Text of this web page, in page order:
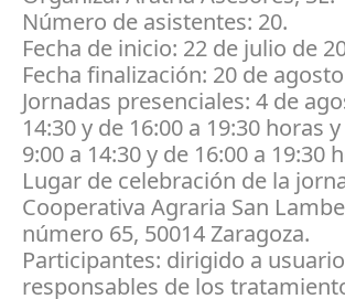
Número de asistentes: 20.
Fecha de inicio: 22 de julio de
Fecha finalización: 20 de
Jornadas presenciales: 4 de
14:30 y de 16:00 a 19:30 horas
9:00 a 14:30 y de 16:00 a 19:30
Lugar de celebración de la
Cooperativa Agraria San
número 65, 50014 Zaragoza.
Participantes: dirigido a
responsables de los